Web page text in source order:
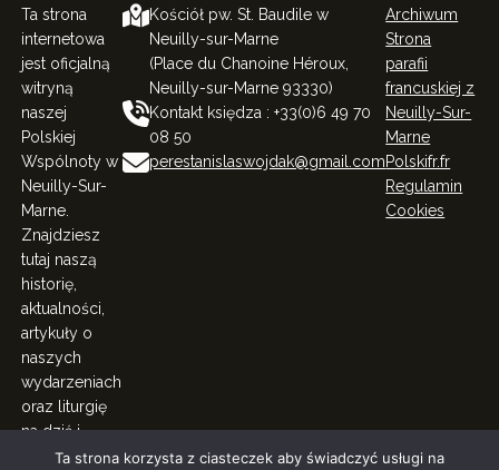
Ta strona
internetowa
jest oficjalną
witryną
naszej
Polskiej
Wspólnoty w
Neuilly-Sur-
Marne.
Znajdziesz
tutaj naszą
historię,
aktualności,
artykuły o
naszych
wydarzeniach
oraz liturgię
na dziś i
więcej.
Kościół pw. St. Baudile w
Neuilly-sur-Marne
(Place du Chanoine Héroux,
Neuilly-sur-Marne 93330)
Kontakt księdza : +33(0)6 49 70
08 50
perestanislaswojdak@gmail.com
Archiwum
Strona
parafii
francuskiej z
Neuilly-Sur-
Marne
Polskifr.fr
Regulamin
Cookies
Ta strona korzysta z ciasteczek aby świadczyć usługi na